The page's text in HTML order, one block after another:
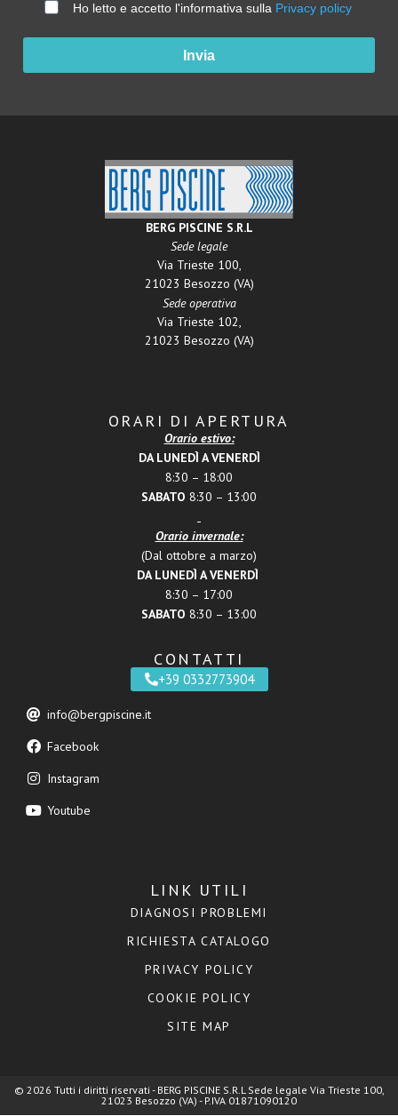
Ho letto e accetto l'informativa sulla Privacy policy
Invia
BERG PISCINE S.R.L
Sede legale
Via Trieste 100,
21023 Besozzo (VA)
Sede operativa
Via Trieste 102,
21023 Besozzo (VA)
ORARI DI APERTURA
Orario estivo:
DA LUNEDÌ A VENERDÌ
8:30 – 18:00
SABATO 8:30 – 13:00
Orario invernale:
(Dal ottobre a marzo)
DA LUNEDÌ A VENERDÌ
8:30 – 17:00
SABATO 8:30 – 13:00
CONTATTI
+39 0332773904
info@bergpiscine.it
Facebook
Instagram
Youtube
LINK UTILI
DIAGNOSI PROBLEMI
RICHIESTA CATALOGO
PRIVACY POLICY
COOKIE POLICY
SITE MAP
© 2026 Tutti i diritti riservati - BERG PISCINE S.R.L Sede legale Via Trieste 100,
21023 Besozzo (VA) - P.IVA 01871090120